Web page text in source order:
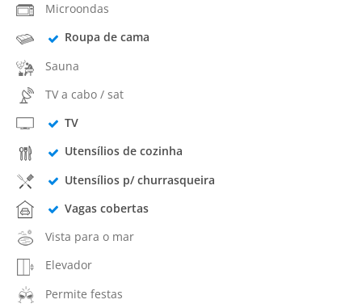
Microondas
Roupa de cama
Sauna
TV a cabo / sat
TV
Utensílios de cozinha
Utensílios p/ churrasqueira
Vagas cobertas
Vista para o mar
Elevador
Permite festas